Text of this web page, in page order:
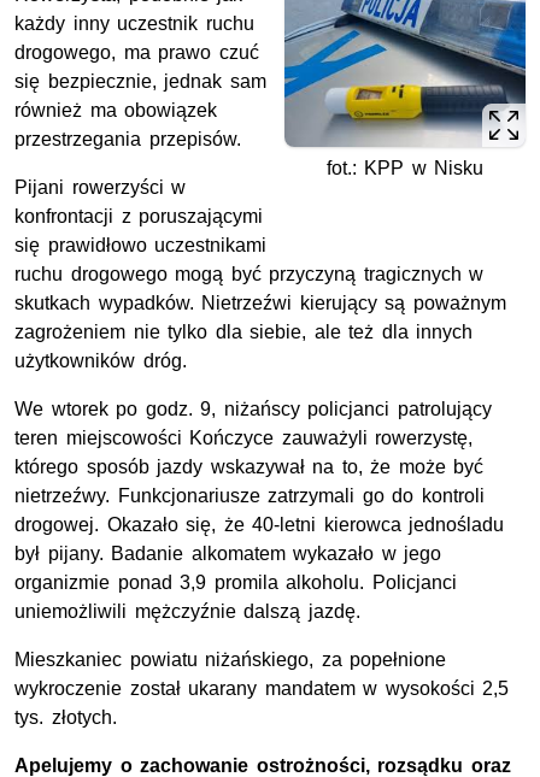
fot.: KPP w Nisku
każdy inny uczestnik ruchu
drogowego, ma prawo czuć
się bezpiecznie, jednak sam
również ma obowiązek
przestrzegania przepisów.
Pijani rowerzyści w
konfrontacji z poruszającymi
się prawidłowo uczestnikami
ruchu drogowego mogą być przyczyną tragicznych w
skutkach wypadków. Nietrzeźwi kierujący są poważnym
zagrożeniem nie tylko dla siebie, ale też dla innych
użytkowników dróg.
We wtorek po godz. 9, niżańscy policjanci patrolujący
teren miejscowości Kończyce zauważyli rowerzystę,
którego sposób jazdy wskazywał na to, że może być
nietrzeźwy. Funkcjonariusze zatrzymali go do kontroli
drogowej. Okazało się, że 40-letni kierowca jednośladu
był pijany. Badanie alkomatem wykazało w jego
organizmie ponad 3,9 promila alkoholu. Policjanci
uniemożliwili mężczyźnie dalszą jazdę.
Mieszkaniec powiatu niżańskiego, za popełnione
wykroczenie został ukarany mandatem w wysokości 2,5
tys. złotych.
Apelujemy o zachowanie ostrożności, rozsądku oraz